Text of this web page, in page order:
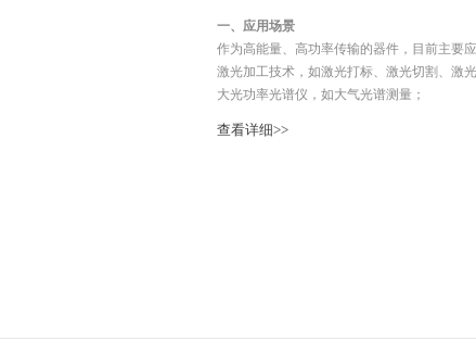
一、应用场景
作为高能量、高功率传输的器件，目前主要应
激光加工技术，如激光打标、激光切割、激光
大光功率光谱仪，如大气光谱测量；
医疗设备，如激光手术等；
查看详细>>